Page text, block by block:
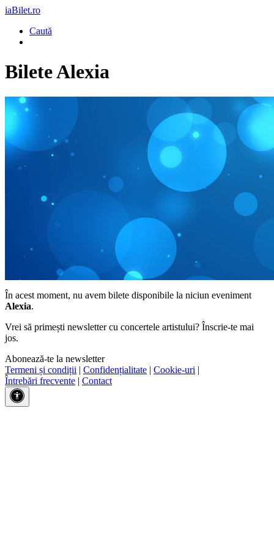
iaBilet.ro
Caută
BileteAlexia
În acest moment, nu avem bilete disponibile la niciun eveniment
Alexia.
Vrei să primești newsletter cu concertele artistului? Înscrie-te mai
jos.
Abonează-te la newsletter
Termeni și condiții | Confidențialitate | Cookie-uri |
Întrebări frecvente | Contact